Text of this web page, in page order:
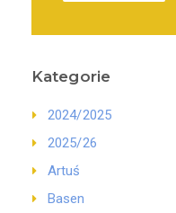
Kategorie
2024/2025
2025/26
Artuś
Basen